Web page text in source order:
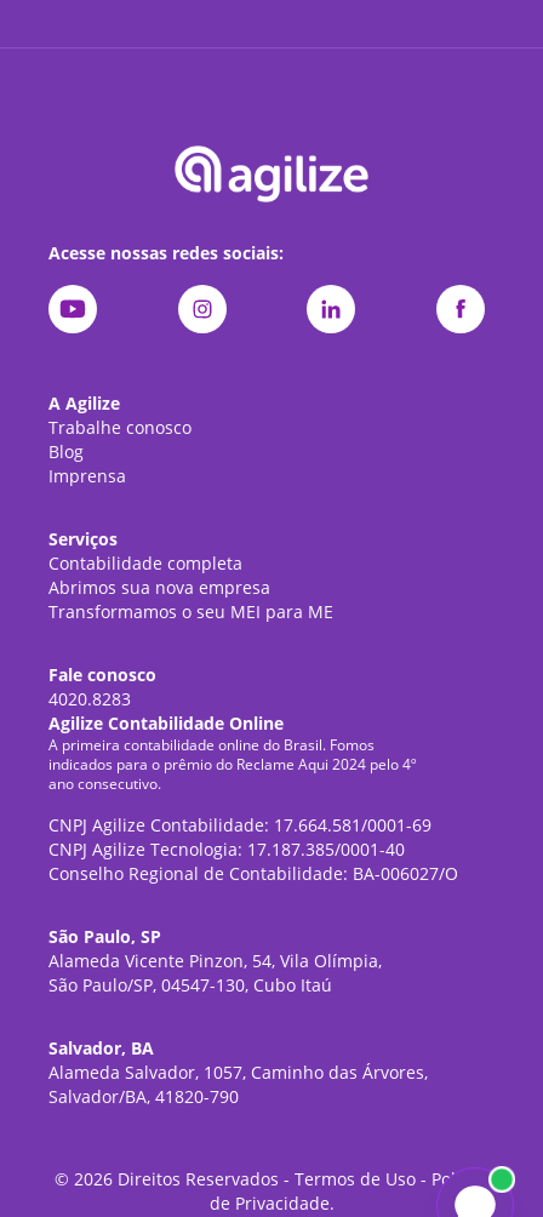
Acesse nossas redes sociais:
A Agilize
Trabalhe conosco
Blog
Imprensa
Serviços
Contabilidade completa
Abrimos sua nova empresa
Transformamos o seu MEI para ME
Fale conosco
4020.8283
Agilize Contabilidade Online
A primeira contabilidade online do Brasil. Fomos
indicados para o prêmio do Reclame Aqui 2024 pelo 4º
ano consecutivo.
CNPJ Agilize Contabilidade: 17.664.581/0001-69
CNPJ Agilize Tecnologia: 17.187.385/0001-40
Conselho Regional de Contabilidade: BA-006027/O
São Paulo, SP
Alameda Vicente Pinzon, 54, Vila Olímpia,
São Paulo/SP, 04547-130, Cubo Itaú
Salvador, BA
Alameda Salvador, 1057, Caminho das Árvores,
Salvador/BA, 41820-790
© 2026Direitos Reservados - Termos de Uso- Política
de Privacidade.